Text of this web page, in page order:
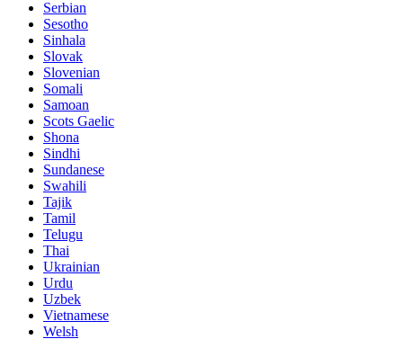
Serbian
Sesotho
Sinhala
Slovak
Slovenian
Somali
Samoan
Scots Gaelic
Shona
Sindhi
Sundanese
Swahili
Tajik
Tamil
Telugu
Thai
Ukrainian
Urdu
Uzbek
Vietnamese
Welsh